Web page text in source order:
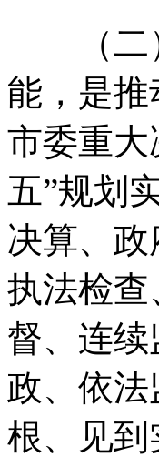
（二）
能 ， 是
市委重
五”规划
决算、
执法检
督、连
政、依
根、见到